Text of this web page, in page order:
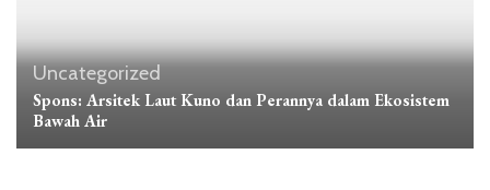
Uncategorized
Spons: Arsitek Laut Kuno dan Perannya dalam Ekosistem
Bawah Air